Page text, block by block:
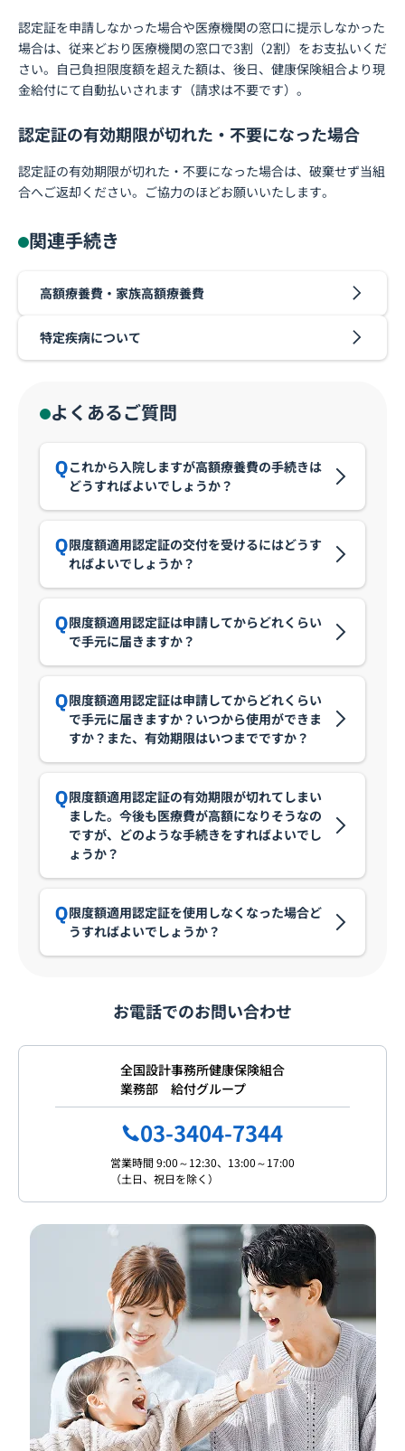
認定証を申請しなかった場合や医療機関の窓口に提示しなかった
場合は、従来どおり医療機関の窓口で3割（2割）をお支払いくだ
さい。自己負担限度額を超えた額は、後日、健康保険組合より現
金給付にて自動払いされます（請求は不要です）。
認定証の有効期限が切れた・不要になった場合
認定証の有効期限が切れた・不要になった場合は、破棄せず当組
合へご返却ください。ご協力のほどお願いいたします。
関連手続き
高額療養費・家族高額療養費
特定疾病について
よくあるご質問
これから入院しますが高額療養費の手続きは
どうすればよいでしょうか？
限度額適用認定証の交付を受けるにはどうす
ればよいでしょうか？
限度額適用認定証は申請してからどれくらい
で手元に届きますか？
限度額適用認定証は申請してからどれくらい
で手元に届きますか？いつから使用ができま
すか？また、有効期限はいつまでですか？
限度額適用認定証の有効期限が切れてしまい
ました。今後も医療費が高額になりそうなの
ですが、どのような手続きをすればよいでし
ょうか？
限度額適用認定証を使用しなくなった場合ど
うすればよいでしょうか？
お電話でのお問い合わせ
全国設計事務所健康保険組合
業務部 給付グループ
03-3404-7344
営業時間 9:00～12:30、13:00～17:00
（土日、祝日を除く）